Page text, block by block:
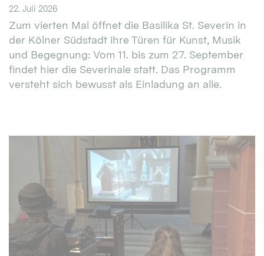
22. Juli 2026
Zum vierten Mal öffnet die Basilika St. Severin in
der Kölner Südstadt ihre Türen für Kunst, Musik
und Begegnung: Vom 11. bis zum 27. September
findet hier die Severinale statt. Das Programm
versteht sich bewusst als Einladung an alle.